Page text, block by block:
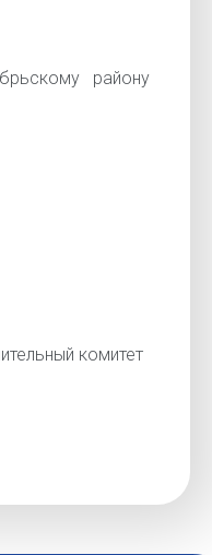
району
комитет